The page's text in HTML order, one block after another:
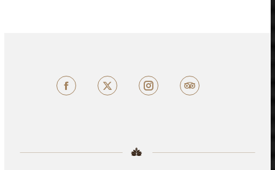
FacebookX TripAdvisor